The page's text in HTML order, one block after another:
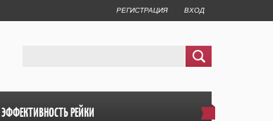
РЕГИСТРАЦИЯ ВХОД
ЭФФЕКТИВНОСТЬ РЕЙКИ